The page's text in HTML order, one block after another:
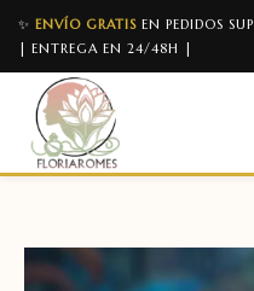
✨ ENVÍO GRATIS EN PEDIDOS
| ENTREGA EN 24/48H |